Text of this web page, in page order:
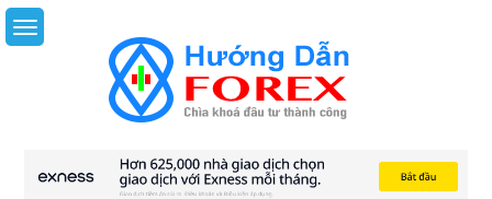
Skip
to